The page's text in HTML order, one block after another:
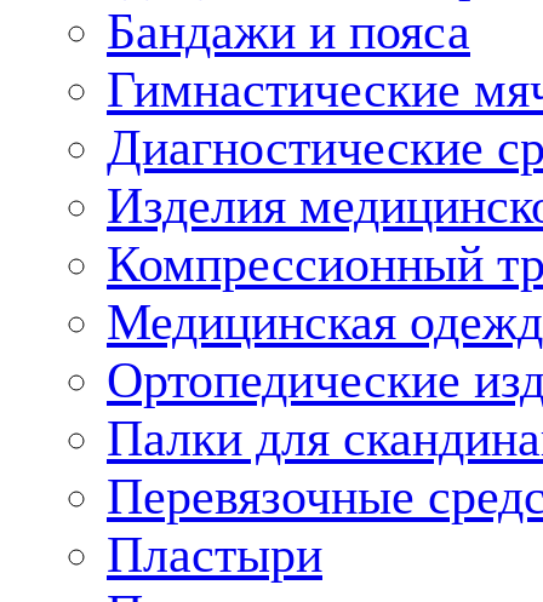
Бандажи и пояса
Гимнастические
Диагностические
Изделия
Компрессионный
Медицинская
Ортопедические
Палки для
Перевязочные
Пластыри